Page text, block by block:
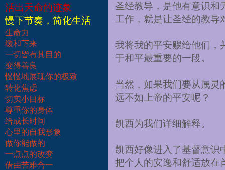
活出天命的迹象
慢下节奏，简化生活
生命力
缓和下来
一切皆有其目的
变得善良
慢慢地展现你的极致
转化焦虑
切实小目标
尊重你的身体
给成长时间
心里的自我形象
做你能做的
一点点的改变
借由苦难合一
圣经教导，是他有意识和
工作，就是让圣经的教导
我将我的平安赐给他们，
于和平最重要的一段。
当然，如果我们要从属灵
远不如上帝的平安呢？
凯西为我们详细解释。
凯西好像进入了基督意识
把个人的安逸和舒适放在